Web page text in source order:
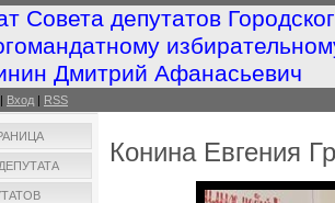
Совета депутатов
Дмитрий Афанасьевич
| Вход | RSS
Конина Евгения